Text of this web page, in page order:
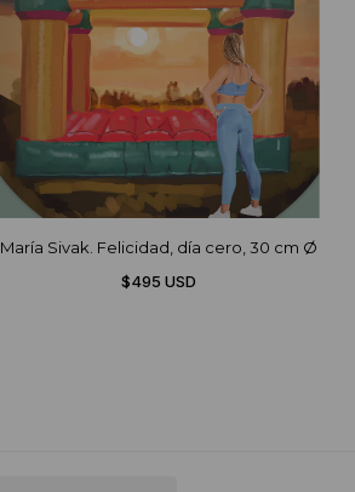
María Sivak. Felicidad, día cero, 30 cm Ø
$495 USD